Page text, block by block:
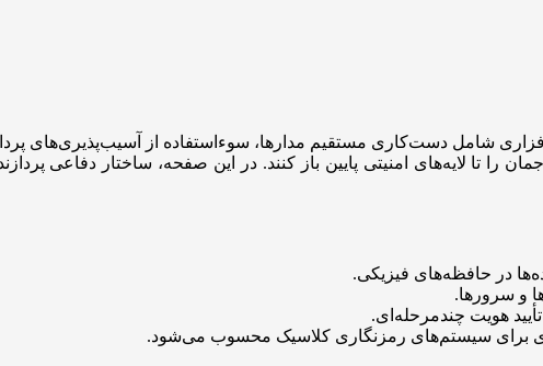
شامل دست‌کاری مستقیم مدارها، سوءاستفاده از آسیب‌پذیری‌های
لایه‌های امنیتی پایین باز کنند. در این صفحه، ساختار دفاعی
برای سیستم‌های رمزنگاری کلاسیک محسوب می‌شود.